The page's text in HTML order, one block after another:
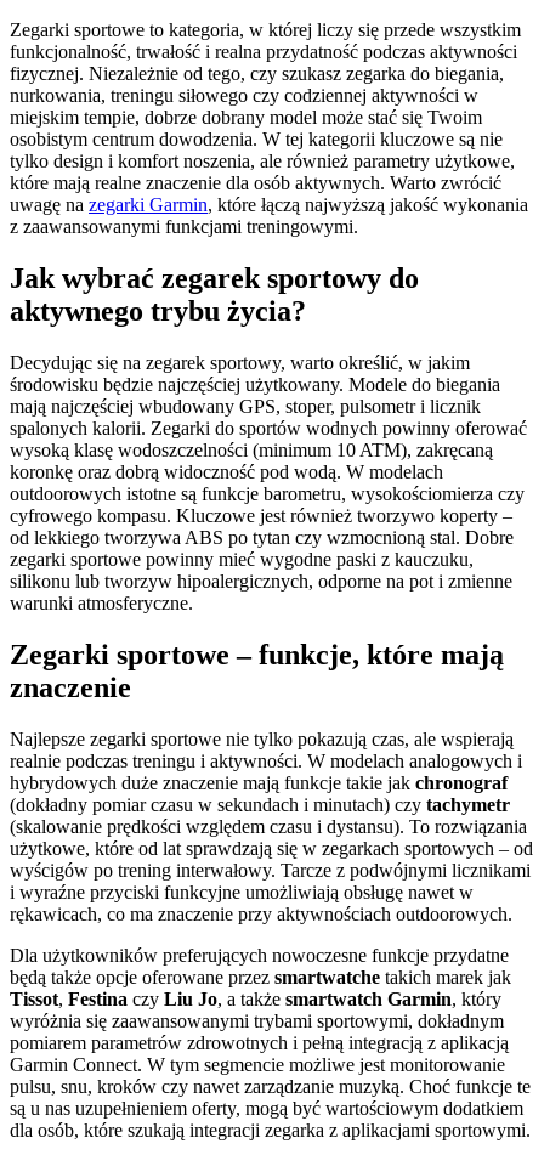
Zegarki sportowe to kategoria, w której liczy się przede wszystkim
funkcjonalność, trwałość i realna przydatność podczas aktywności
fizycznej. Niezależnie od tego, czy szukasz zegarka do biegania,
nurkowania, treningu siłowego czy codziennej aktywności w
miejskim tempie, dobrze dobrany model może stać się Twoim
osobistym centrum dowodzenia. W tej kategorii kluczowe są nie
tylko design i komfort noszenia, ale również parametry użytkowe,
które mają realne znaczenie dla osób aktywnych. Warto zwrócić
uwagę na zegarki Garmin, które łączą najwyższą jakość wykonania
z zaawansowanymi funkcjami treningowymi.
Jak wybrać zegarek sportowy do
aktywnego trybu życia?
Decydując się na zegarek sportowy, warto określić, w jakim
środowisku będzie najczęściej użytkowany. Modele do biegania
mają najczęściej wbudowany GPS, stoper, pulsometr i licznik
spalonych kalorii. Zegarki do sportów wodnych powinny oferować
wysoką klasę wodoszczelności (minimum 10 ATM), zakręcaną
koronkę oraz dobrą widoczność pod wodą. W modelach
outdoorowych istotne są funkcje barometru, wysokościomierza czy
cyfrowego kompasu. Kluczowe jest również tworzywo koperty –
od lekkiego tworzywa ABS po tytan czy wzmocnioną stal. Dobre
zegarki sportowe powinny mieć wygodne paski z kauczuku,
silikonu lub tworzyw hipoalergicznych, odporne na pot i zmienne
warunki atmosferyczne.
Zegarki sportowe – funkcje, które mają
znaczenie
Najlepsze zegarki sportowe nie tylko pokazują czas, ale wspierają
realnie podczas treningu i aktywności. W modelach analogowych i
hybrydowych duże znaczenie mają funkcje takie jak chronograf
(dokładny pomiar czasu w sekundach i minutach) czy tachymetr
(skalowanie prędkości względem czasu i dystansu). To rozwiązania
użytkowe, które od lat sprawdzają się w zegarkach sportowych – od
wyścigów po trening interwałowy. Tarcze z podwójnymi licznikami
i wyraźne przyciski funkcyjne umożliwiają obsługę nawet w
rękawicach, co ma znaczenie przy aktywnościach outdoorowych.
Dla użytkowników preferujących nowoczesne funkcje przydatne
będą także opcje oferowane przez smartwatche takich marek jak
Tissot, Festina czy Liu Jo, a także smartwatch Garmin, który
wyróżnia się zaawansowanymi trybami sportowymi, dokładnym
pomiarem parametrów zdrowotnych i pełną integracją z aplikacją
Garmin Connect. W tym segmencie możliwe jest monitorowanie
pulsu, snu, kroków czy nawet zarządzanie muzyką. Choć funkcje te
są u nas uzupełnieniem oferty, mogą być wartościowym dodatkiem
dla osób, które szukają integracji zegarka z aplikacjami sportowymi.